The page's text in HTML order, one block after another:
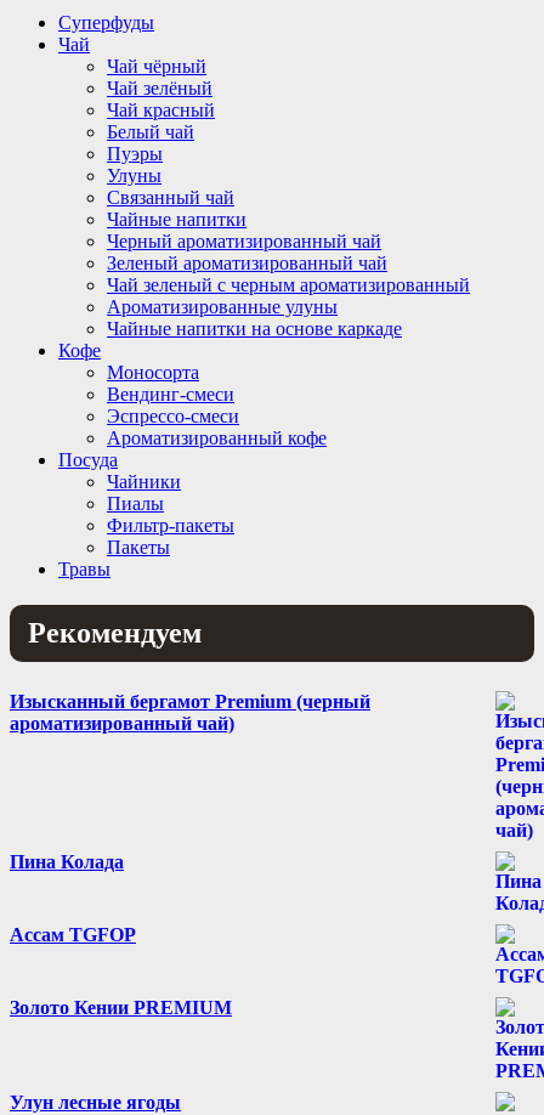
Суперфуды
Чай
Чай чёрный
Чай зелёный
Чай красный
Белый чай
Пуэры
Улуны
Связанный чай
Чайные напитки
Черный ароматизированный чай
Зеленый ароматизированный чай
Чай зеленый с черным ароматизированный
Ароматизированные улуны
Чайные напитки на основе каркаде
Кофе
Моносорта
Вендинг-смеси
Эспрессо-смеси
Ароматизированный кофе
Посуда
Чайники
Пиалы
Фильтр-пакеты
Пакеты
Травы
Рекомендуем
Изысканный бергамот Premium (черный
ароматизированный чай)
Пина Колада
Ассам TGFOP
Золото Кении PREMIUM
Улун лесные ягоды